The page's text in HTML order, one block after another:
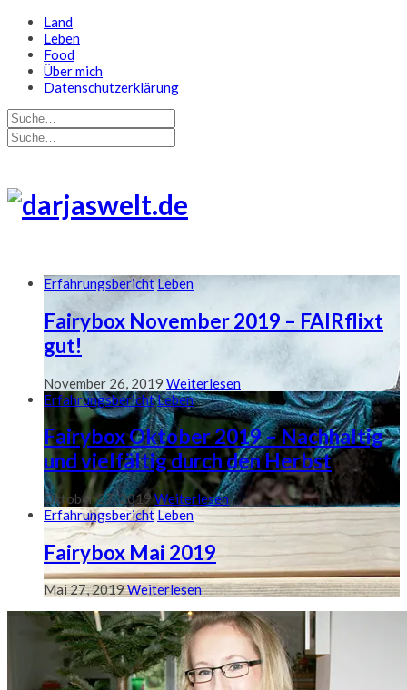
Land
Leben
Food
Über mich
Datenschutzerklärung
ErfahrungsberichtLeben
Fairybox November 2019 – FAIRflixt
gut!
November 26, 2019 Weiterlesen
ErfahrungsberichtLeben
Fairybox Oktober 2019 – Nachhaltig
und vielfältig durch den Herbst
Oktober 27, 2019Weiterlesen
Erfahrungsbericht Leben
Fairybox Mai 2019
Mai 27, 2019Weiterlesen